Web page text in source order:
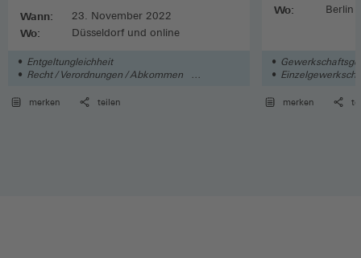
Wann: 23. November 2022
Wo: Düsseldorf und online
Entgeltungleichheit
Recht / Verordnungen / Abkommen
merken
teilen
Wo: Berlin
merken